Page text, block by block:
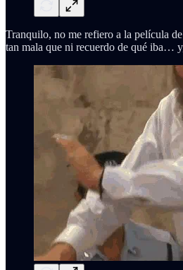
Tranquilo, no me refiero a la película
tan mala que ni recuerdo de qué iba…